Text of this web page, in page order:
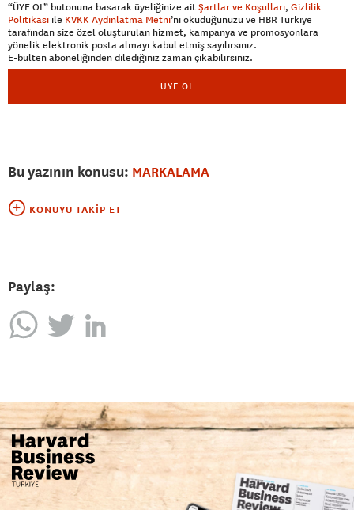
“ÜYE OL” butonuna basarak üyeliğinize aitŞartlar ve Koşulları, Gizlilik
Politikası ile KVKK Aydınlatma Metni’ni okuduğunuzu ve HBR Türkiye
tarafından size özel oluşturulan hizmet, kampanya ve promosyonlara
yönelik elektronik posta almayı kabul etmiş sayılırsınız.
E-bülten aboneliğinden dilediğiniz zaman çıkabilirsiniz.
ÜYE OL
Bu yazının konusu: MARKALAMA
KONUYU TAKIP ET
Paylaş: